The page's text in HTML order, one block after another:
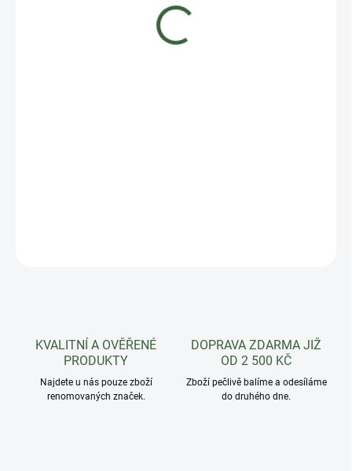
KVALITNÍ A OVĚŘENÉ
PRODUKTY
Najdete u nás pouze zboží
renomovaných značek.
DOPRAVA ZDARMA JIŽ
OD 2 500 KČ
Zboží pečlivě balíme a odesíláme
do druhého dne.